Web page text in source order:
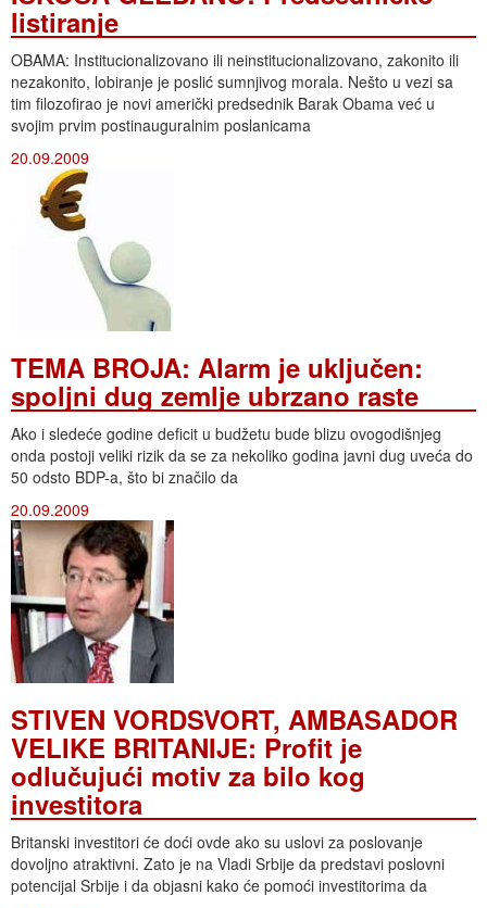
listiranje
OBAMA: Institucionalizovano ili neinstitucionalizovano, zakonito ili
nezakonito, lobiranje je poslić sumnjivog morala. Nešto u vezi sa
tim filozofirao je novi američki predsednik Barak Obama već u
svojim prvim postinauguralnim poslanicama
20.09.2009
TEMA BROJA: Alarm je uključen:
spoljni dug zemlje ubrzano raste
Ako i sledeće godine deficit u budžetu bude blizu ovogodišnjeg
onda postoji veliki rizik da se za nekoliko godina javni dug uveća do
50 odsto BDP-a, što bi značilo da
20.09.2009
STIVEN VORDSVORT, AMBASADOR
VELIKE BRITANIJE: Profit je
odlučujući motiv za bilo kog
investitora
Britanski investitori će doći ovde ako su uslovi za poslovanje
dovoljno atraktivni. Zato je na Vladi Srbije da predstavi poslovni
potencijal Srbije i da objasni kako će pomoći investitorima da